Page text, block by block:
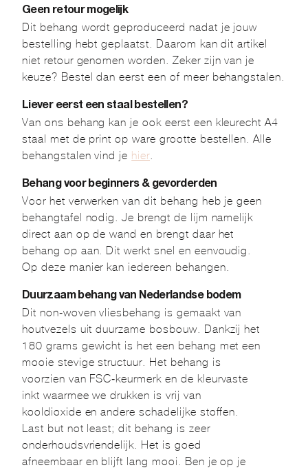
Geen retour mogelijk
Dit behang wordt geproduceerd nadat je jouw
bestelling hebt geplaatst. Daarom kan dit artikel
niet retour genomen worden. Zeker zijn van je
keuze? Bestel dan eerst een of meer behangstalen.
Liever eerst een staal bestellen?
Van ons behang kan je ook eerst een kleurecht A4
staal met de print op ware grootte bestellen. Alle
behangstalen vind je hier
Behang voor beginners & gevorderden
Voor het verwerken van dit behang heb je geen
behangtafel nodig. Je brengt de lijm namelijk
direct aan op de wand en brengt daar het
behang op aan. Dit werkt snel en eenvoudig.
Op deze manier kan iedereen behangen.
Duurzaam behang van Nederlandse bodem
Dit non-woven vliesbehang is gemaakt van
houtvezels uit duurzame bosbouw. Dankzij het
180 grams gewicht is het een behang met een
mooie stevige structuur. Het behang is
voorzien van FSC-keurmerk en de kleurvaste
inkt waarmee we drukken is vrij van
kooldioxide en andere schadelijke stoffen.
Last but not least; dit behang is zeer
onderhoudsvriendelijk. Het is goed
afneembaar en blijft lang mooi. Ben je op je